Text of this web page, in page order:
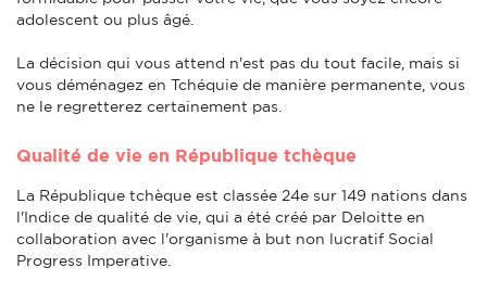
adolescent ou plus âgé.
La décision qui vous attend n'est pas du tout facile, mais si
vous déménagez en Tchéquie de manière permanente, vous
ne le regretterez certainement pas.
Qualité de vie en République tchèque
La République tchèque est classée 24e sur 149 nations dans
l'Indice de qualité de vie, qui a été créé par Deloitte en
collaboration avec l'organisme à but non lucratif Social
Progress Imperative.